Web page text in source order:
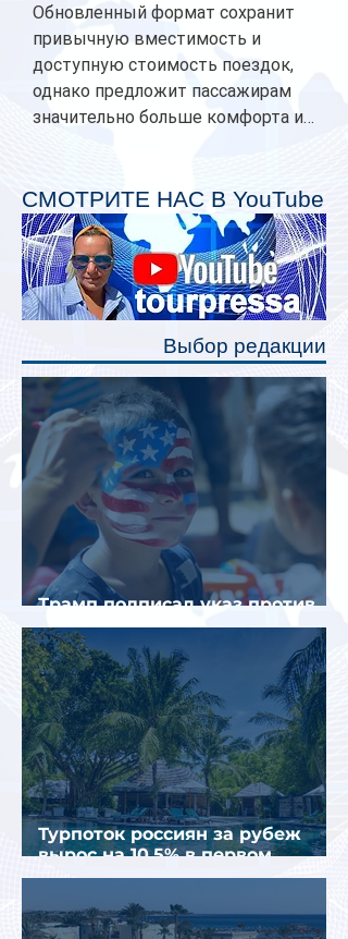
Обновленный формат сохранит
привычную вместимость и
доступную стоимость поездок,
однако предложит пассажирам
значительно больше комфорта и
планируется начать в 2027 году.
Одним из главных нововведений
станут индивидуальные шторки у
каждого спального места. Они
позволят пассажирам закрыть свою
полку во время сна или отдыха,
СМОТРИТЕ НАС В YouTube
Выбор редакции
Трамп подписал указ против
«родильного туризма» в США
Турпоток россиян за рубеж
вырос на 10,5% в первом
полугодии 2026 года